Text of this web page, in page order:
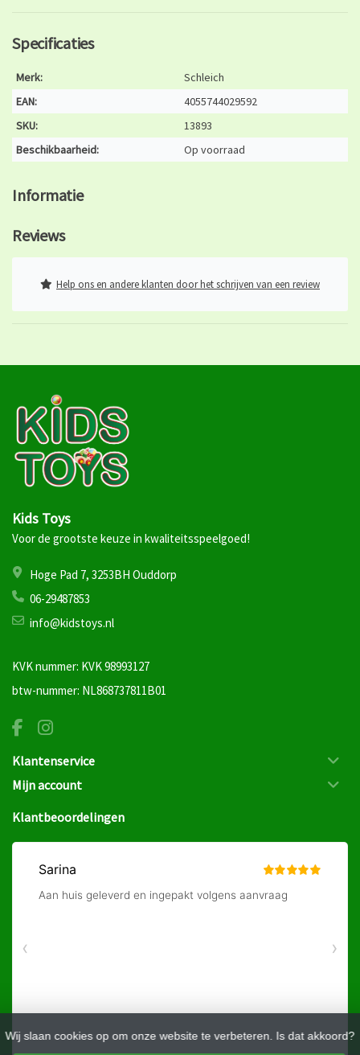
Wij slaan cookies op om onze website te verbeteren. Is dat akkoord?
Specificaties
Merk:
Schleich
EAN:
4055744029592
SKU:
13893
Beschikbaarheid:
Op voorraad
Informatie
Reviews
Help ons en andere klanten door het schrijven van een review
Kids Toys
Voor de grootste keuze in kwaliteitsspeelgoed!
Hoge Pad 7, 3253BH Ouddorp
06-29487853
info@kidstoys.nl
KVK nummer: KVK 98993127
btw-nummer: NL868737811B01
Klantenservice
Mijn account
Klantbeoordelingen